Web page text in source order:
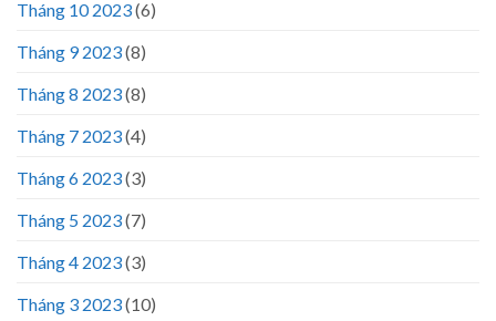
Tháng 10 2023(6)
Tháng 9 2023(8)
Tháng 8 2023(8)
Tháng 7 2023(4)
Tháng 6 2023(3)
Tháng 5 2023(7)
Tháng 4 2023(3)
Tháng 3 2023(10)